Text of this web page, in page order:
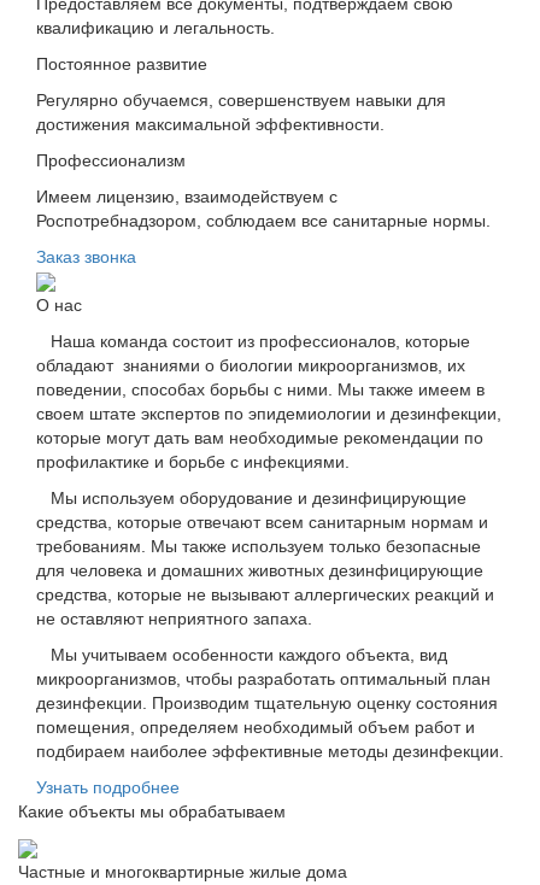
квалификацию и легальность.
Постоянное развитие
Регулярно обучаемся, совершенствуем навыки для
достижения максимальной эффективности.
Профессионализм
Имеем лицензию, взаимодействуем с
Роспотребнадзором, соблюдаем все санитарные нормы.
Заказ звонка
О нас
Наша команда состоит из профессионалов, которые
обладают знаниями о биологии микроорганизмов, их
поведении, способах борьбы с ними. Мы также имеем в
своем штате экспертов по эпидемиологии и дезинфекции,
которые могут дать вам необходимые рекомендации по
профилактике и борьбе с инфекциями.
Мы используем оборудование и дезинфицирующие
средства, которые отвечают всем санитарным нормам и
требованиям. Мы также используем только безопасные
для человека и домашних животных дезинфицирующие
средства, которые не вызывают аллергических реакций и
не оставляют неприятного запаха.
Мы учитываем особенности каждого объекта, вид
микроорганизмов, чтобы разработать оптимальный план
дезинфекции. Производим тщательную оценку состояния
помещения, определяем необходимый объем работ и
подбираем наиболее эффективные методы дезинфекции.
Узнать подробнее
Какие объекты мы обрабатываем
Частные и многоквартирные жилые дома